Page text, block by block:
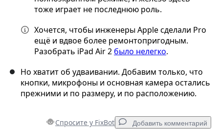
тоже играет не последнюю роль.
Хочется, чтобы инженеры Apple сделали Pro
ещё и вдвое более ремонтопригодным.
Разобрать iPad Air 2 было нелегко.
Но хватит об удваивании. Добавим только, что
кнопки, микрофоны и основная камера остались
прежними и по размеру, и по расположению.
Спросите у FixBot Добавить комментарий